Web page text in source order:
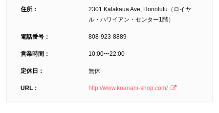
住所：
2301 Kalakaua Ave, Honolulu（ロイヤ
ル・ハワイアン・センター1階）
電話番号： 808-923-8889
営業時間： 10:00〜22:00
定休日： 無休
URL： http://www.koanani-shop.com/